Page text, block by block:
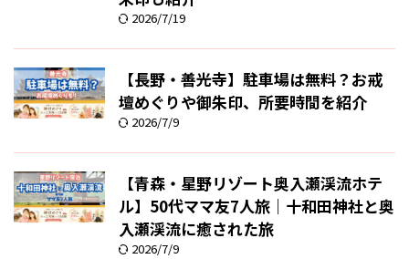
2026/7/19
【長野・善光寺】駐車場は無料？お戒
壇めぐりや御朱印、所要時間を紹介
2026/7/9
【青森・星野リゾート奥入瀬渓流ホテ
ル】50代ママ友7人旅｜十和田神社と奥
入瀬渓流に癒された旅
2026/7/9